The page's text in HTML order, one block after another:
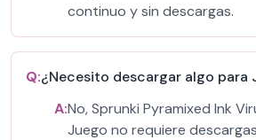
continuo y sin descargas.
Q:¿Necesito descargar algo para
A:No, Sprunki Pyramixed Ink
Juego no requiere